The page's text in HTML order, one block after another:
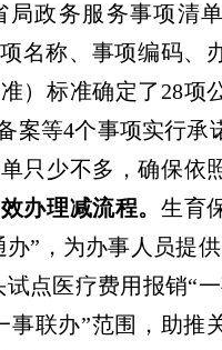
局政务服务事项清
名称、事项编码、
）标准确定了28项
案等4个事项实行承
只少不多，确保依
办理减流程。生育
办”，为办事人员提
点医疗费用报销“
事联办”范围，助推